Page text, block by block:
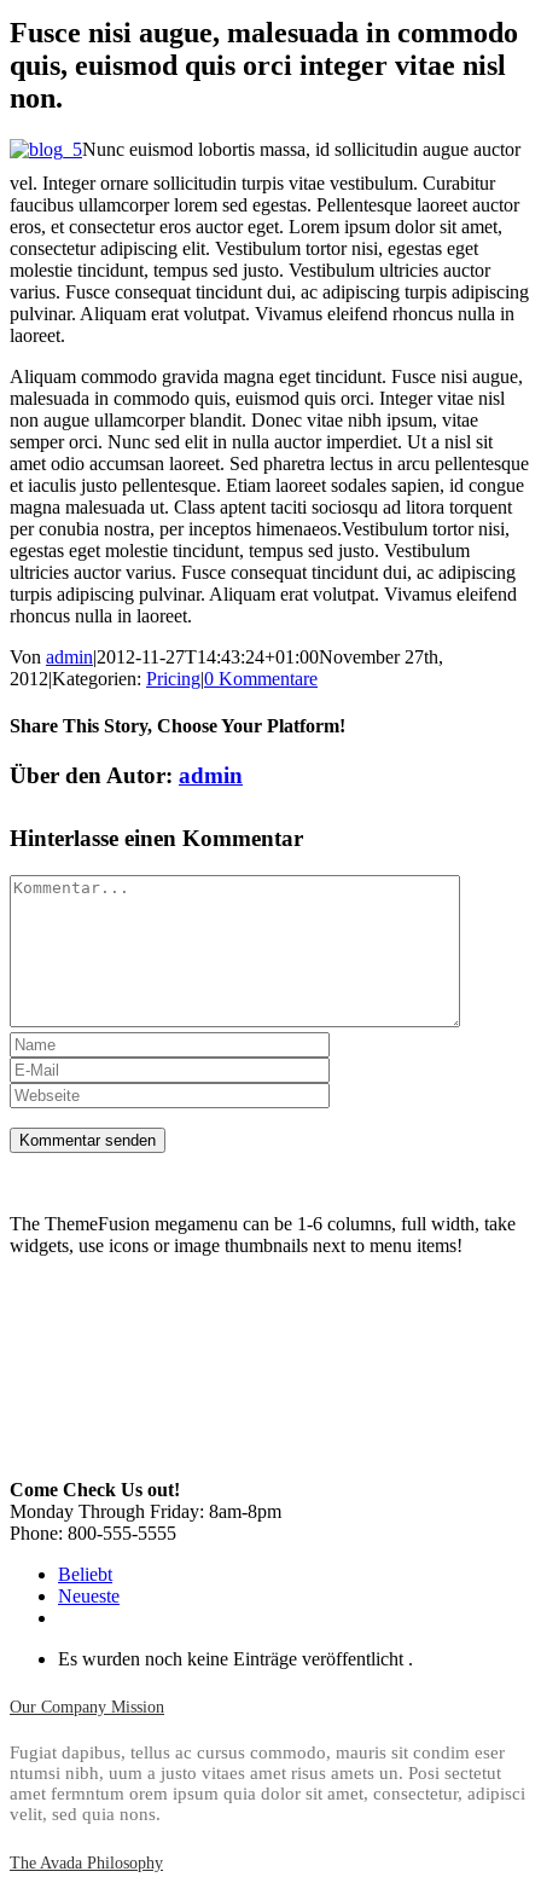
Fusce nisi augue, malesuada in commodo
quis, euismod quis orci integer vitae nisl
non.
Nunc euismod lobortis massa, id sollicitudin augue auctor
vel. Integer ornare sollicitudin turpis vitae vestibulum. Curabitur
faucibus ullamcorper lorem sed egestas. Pellentesque laoreet auctor
eros, et consectetur eros auctor eget. Lorem ipsum dolor sit amet,
consectetur adipiscing elit. Vestibulum tortor nisi, egestas eget
molestie tincidunt, tempus sed justo. Vestibulum ultricies auctor
varius. Fusce consequat tincidunt dui, ac adipiscing turpis adipiscing
pulvinar. Aliquam erat volutpat. Vivamus eleifend rhoncus nulla in
laoreet.
Aliquam commodo gravida magna eget tincidunt. Fusce nisi augue,
malesuada in commodo quis, euismod quis orci. Integer vitae nisl
non augue ullamcorper blandit. Donec vitae nibh ipsum, vitae
semper orci. Nunc sed elit in nulla auctor imperdiet. Ut a nisl sit
amet odio accumsan laoreet. Sed pharetra lectus in arcu pellentesque
et iaculis justo pellentesque. Etiam laoreet sodales sapien, id congue
magna malesuada ut. Class aptent taciti sociosqu ad litora torquent
per conubia nostra, per inceptos himenaeos.Vestibulum tortor nisi,
egestas eget molestie tincidunt, tempus sed justo. Vestibulum
ultricies auctor varius. Fusce consequat tincidunt dui, ac adipiscing
turpis adipiscing pulvinar. Aliquam erat volutpat. Vivamus eleifend
rhoncus nulla in laoreet.
Von admin|2012-11-27T14:43:24+01:00November 27th,
2012|Kategorien: Pricing|0 Kommentare
Share This Story, Choose Your Platform!
Facebook
Twitter
Reddit
LinkedIn
Pinterest
Vk
Über den Autor: admin
Hinterlasse einen Kommentar
Kommentar
The ThemeFusion megamenu can be 1-6 columns, full width, take
widgets, use icons or image thumbnails next to menu items!
Come Check Us out!
Monday Through Friday: 8am-8pm
Phone: 800-555-5555
Beliebt
Neueste
Es wurden noch keine Einträge veröffentlicht .
Our Company Mission
Fugiat dapibus, tellus ac cursus commodo, mauris sit condim eser
ntumsi nibh, uum a justo vitaes amet risus amets un. Posi sectetut
amet fermntum orem ipsum quia dolor sit amet, consectetur, adipisci
velit, sed quia nons.
The Avada Philosophy